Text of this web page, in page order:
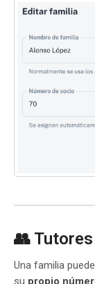
👥
Una familia